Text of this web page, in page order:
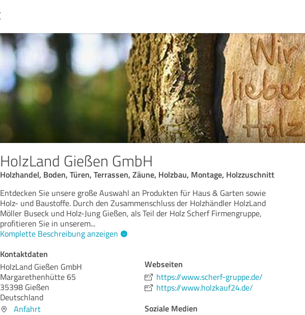
HolzLand Gießen GmbH
Holzhandel, Boden, Türen, Terrassen, Zäune, Holzbau, Montage, Holzzuschnitt
Entdecken Sie unsere große Auswahl an Produkten für Haus & Garten sowie
Holz- und Baustoffe. Durch den Zusammenschluss der Holzhändler HolzLand
Möller Buseck und Holz-Jung Gießen, als Teil der Holz Scherf Firmengruppe,
profitieren Sie in unserem...
Komplette Beschreibung anzeigen
Kontaktdaten
HolzLand Gießen GmbH
Margarethenhütte 65
35398 Gießen
Deutschland
Anfahrt
Webseiten
https://www.scherf-gruppe.de/
https://www.holzkauf24.de/
Soziale Medien